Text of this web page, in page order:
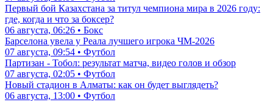
Первый бой Казахстана за титул чемпиона мира в 2026 году:
где, когда и что за боксер?
06 августа, 06:26 • Бокс
Барселона увела у Реала лучшего игрока ЧМ-2026
07 августа, 09:54 • Футбол
Партизан - Тобол: результат матча, видео голов и обзор
07 августа, 02:05 • Футбол
Новый стадион в Алматы: как он будет выглядеть?
06 августа, 13:00 • Футбол